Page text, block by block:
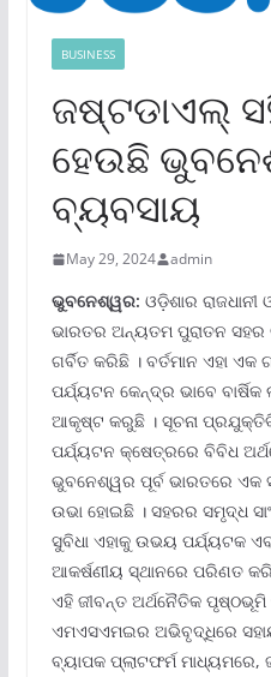
BUSINESS
ଜଷ୍ଟଡାଏଲ୍
ହେଉଛି
ବ୍ୟବସାୟ
May 29, 2024 admin
ଭୁବନେଶ୍ୱର: ଓଡ଼ିଶାର
ଭାରତର ଅନ୍ୟତମ ପୁରାତନ
ଗର୍ବିତ କରିଛି । ବର୍ତମାନ ଏହା
ପର୍ଯ୍ୟଟନ କେନ୍ଦ୍ର ଭାବେ
ଆକୃଷ୍ଟ କରୁଛି । ସୂଚନା
ପର୍ଯ୍ୟଟନ କ୍ଷେତ୍ରରେ ବିବିଧ
ଭୁବନେଶ୍ୱର ପୂର୍ବ ଭାରତରେ ଏକ
ଉଭା ହୋଇଛି । ସହରର ସମୃଦ୍ଧ
ସୁବିଧା ଏହାକୁ ଉଭୟ ପର୍ଯ୍ୟଟକ
ଆକର୍ଷଣୀୟ ସ୍ଥାନରେ ପରିଣତ
ଏହି ଜୀବନ୍ତ ଅର୍ଥନୈତିକ
ଏମଏସଏମଇର ଅଭିବୃଦ୍ଧିରେ
ବ୍ୟାପକ ପ୍ଲାଟଫର୍ମ